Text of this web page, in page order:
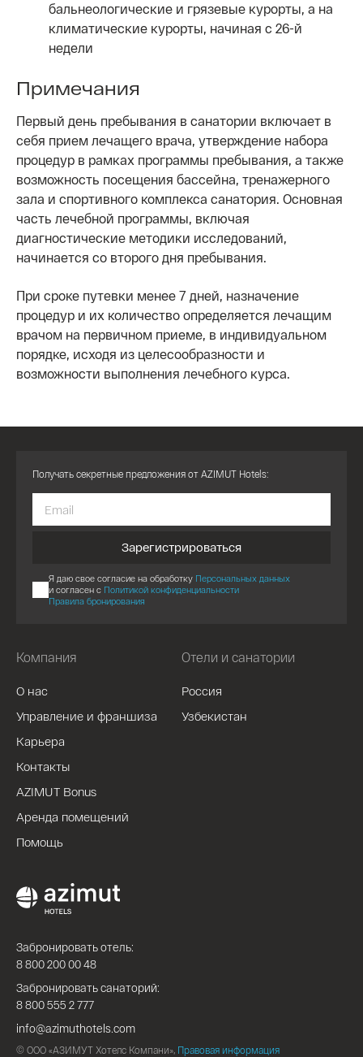
бальнеологические и грязевые курорты, а на
климатические курорты, начиная с 26-й
недели
Примечания
Первый день пребывания в санатории включает в
себя прием лечащего врача, утверждение набора
процедур в рамках программы пребывания, а также
возможность посещения бассейна, тренажерного
зала и спортивного комплекса санатория. Основная
часть лечебной программы, включая
диагностические методики исследований,
начинается со второго дня пребывания.
При сроке путевки менее 7 дней, назначение
процедур и их количество определяется лечащим
врачом на первичном приеме, в индивидуальном
порядке, исходя из целесообразности и
возможности выполнения лечебного курса.
Компания
О нас
Управление и франшиза
Карьера
Контакты
AZIMUT Bonus
Аренда помещений
Помощь
Отели и санатории
Россия
Узбекистан
Получать секретные предложения от AZIMUT Hotels:
Зарегистрироваться
Я даю свое согласие на обработку Персональных данных
и согласен с Политикой конфиденциальности
Правила бронирования
Забронировать отель:
8 800 200 00 48
Забронировать санаторий:
8 800 555 2 777
info@azimuthotels.com
© ООО «АЗИМУТ Хотелс Компани», Правовая информация